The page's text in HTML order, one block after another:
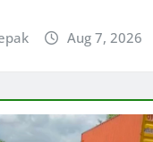
Aug 7, 2026